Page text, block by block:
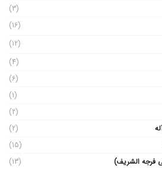
(3)
(16)
(12)
(4)
(6)
(1)
(2)
(2)
(15)
فرجه الشریف)
(13)